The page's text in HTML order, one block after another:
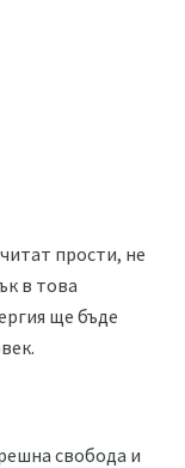
прости, не
в това
ще бъде
свобода и